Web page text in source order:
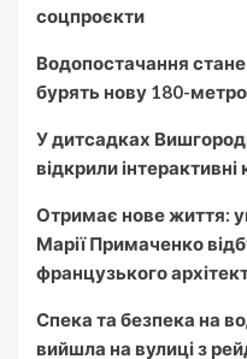
соцпроєкти
Водопостачання
бурять нову 180-
У дитсадках
відкрили
Отримає нове життя:
Марії Примаченко
французького
Спека та безпека на
вийшла на вулиці з